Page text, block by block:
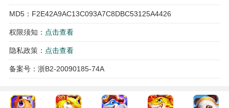
戏体验都充满乐趣和活力。
关卡设计丰富多样，玩家将在不同的环境中挑战自己的极
限，森林、雪山、海滩等场景的变化让每次游戏都充满新鲜
感。
蛋仔模拟器游戏特色
每个关卡都设计了独特的障碍和挑战，灵活应对，运用策略
MD5：F2E42A9AC13C093A7C8DBC53125A4426
权限须知： 点击查看
隐私政策： 点击查看
备案号：浙B2-20090185-74A